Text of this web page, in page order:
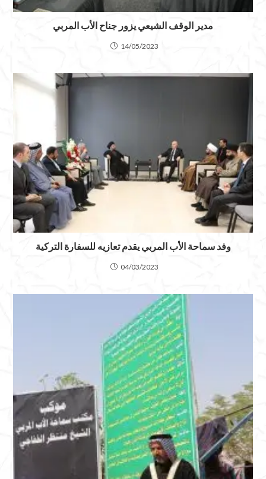
مدير الوقف الشيعي يزور جناح الأب المربي
14/05/2023
وفد سماحة الأب المربي يقدم تعازيه للسفارة التركية
04/03/2023